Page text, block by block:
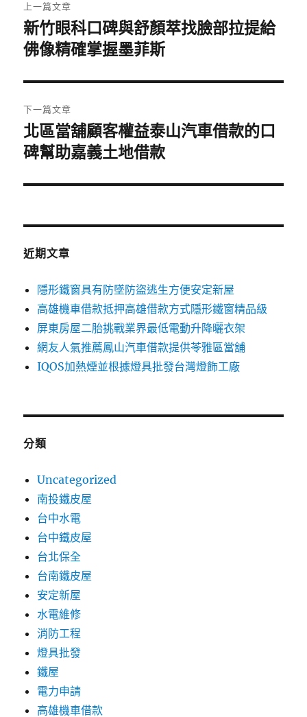
章
導
覽
上一篇文章
上
一
文
章:
新竹眼科口碑與舒顏萃找臉部拉提給
佛像精確掌握墨菲斯
下一篇文章
下
一
文
北區當舖顧客權益泰山汽車借款的口
碑幫助嘉義土地借款
近期文章
隱形鐵窗具有防墜防盜逃生方便安定新屋
高雄機車借款抵押高雄借款方式隱形鐵窗精品級
屏東房屋二胎挑戰業界最低電動升降曬衣架
網友人氣推薦鳳山汽車借款提供苓雅區當舖
IQOS加熱煙並根據燈具批發台灣燈飾工廠
分類
Uncategorized
南投鐵皮屋
台中水電
台中鐵皮屋
台北保全
台南鐵皮屋
安定新屋
水電維修
消防工程
燈具批發
鐵屋
電力申請
高雄機車借款